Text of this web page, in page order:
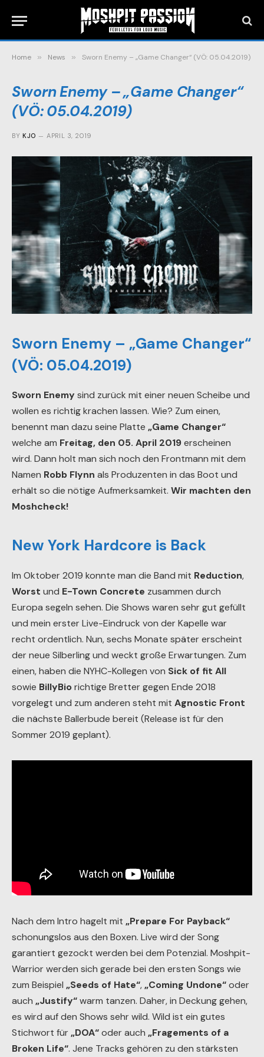
Home » News » Sworn Enemy – „Game Changer“ (VÖ: 05.04.2019)
Sworn Enemy – „Game Changer“
(VÖ: 05.04.2019)
BY KJO APRIL 3, 2019
Sworn Enemy – „Game Changer“
(VÖ: 05.04.2019)
Sworn Enemy sind zurück mit einer neuen Scheibe und
wollen es richtig krachen lassen. Wie? Zum einen,
benennt man dazu seine Platte „Game Changer“
welche am Freitag, den 05. April 2019erscheinen
wird. Dann holt man sich noch den Frontmann mit dem
Namen Robb Flynn als Produzenten in das Boot und
erhält so die nötige Aufmerksamkeit. Wir machten den
Moshcheck!
New York Hardcore is Back
Im Oktober 2019 konnte man die Band mit Reduction,
Worst und E-Town Concrete zusammen durch
Europa segeln sehen. Die Shows waren sehr gut gefüllt
und mein erster Live-Eindruck von der Kapelle war
recht ordentlich. Nun, sechs Monate später erscheint
der neue Silberling und weckt große Erwartungen. Zum
einen, haben die NYHC-Kollegen von Sick of fit All
sowie BillyBio richtige Bretter gegen Ende 2018
vorgelegt und zum anderen steht mit Agnostic Front
die nächste Ballerbude bereit (Release ist für den
Sommer 2019 geplant).
Nach dem Intro hagelt mit „Prepare For Payback“
schonungslos aus den Boxen. Live wird der Song
garantiert gezockt werden bei dem Potenzial. Moshpit-
Warrior werden sich gerade bei den ersten Songs wie
zum Beispiel „Seeds of Hate“, „Coming Undone“oder
auch „Justify“warm tanzen. Daher, in Deckung gehen,
es wird auf den Shows sehr wild. Wild ist ein gutes
Stichwort für „DOA“oder auch „Fragements of a
Broken Life“. Jene Tracks gehören zu den stärksten